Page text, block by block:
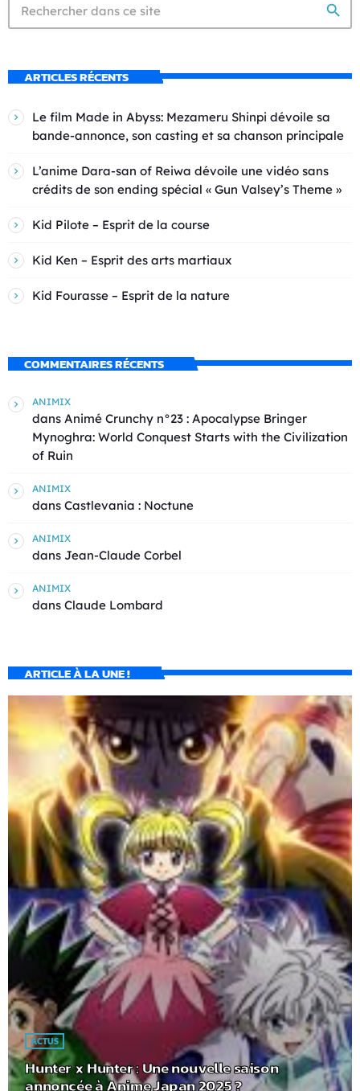
search
ARTICLES RÉCENTS
Le film Made in Abyss: Mezameru Shinpi dévoile sa
bande-annonce, son casting et sa chanson principale
L’anime Dara-san of Reiwa dévoile une vidéo sans
crédits de son ending spécial « Gun Valsey’s Theme »
Kid Pilote – Esprit de la course
Kid Ken – Esprit des arts martiaux
Kid Fourasse – Esprit de la nature
COMMENTAIRES RÉCENTS
ANIMIX
dans Animé Crunchy n°23 : Apocalypse Bringer
Mynoghra: World Conquest Starts with the Civilization
of Ruin
ANIMIX
dans Castlevania : Noctune
ANIMIX
dans Jean-Claude Corbel
ANIMIX
dans Claude Lombard
ARTICLE À LA UNE !
ACTUS
Hunter x Hunter : Une nouvelle saison
annoncée à Anime Japan 2025 ?